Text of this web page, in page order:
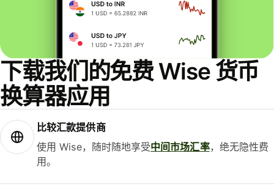
下载我们的免费 Wise 货币
换算器应用
比较汇款提供商
使用 Wise，随时随地享受中间市场汇率，绝无隐性费
用。